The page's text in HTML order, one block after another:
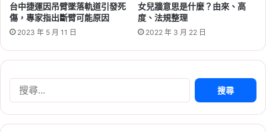
2026-06-16
桃園航空城 2 大社會住宅啟
動！橫埔、誠聖近 1800 戶招
標，預計 2030 年完工
Tag:桃園,桃園社宅基地,桃園社宅懶人包,桃園
社宅戶數
台中捷運因吊臂墜落軌道引發死
傷，專家指出斷臂可能原因
2023 年 5 月 11 日
女兒牆意思是什麼？由來、高
度、法規整理
2022 年 3 月 22 日
搜
尋